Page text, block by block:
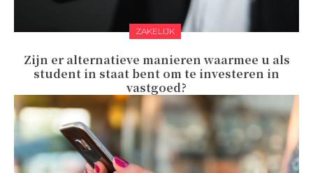
ZAKELIJK
Zijn er alternatieve manieren waarmee u als
student in staat bent om te investeren in
vastgoed?